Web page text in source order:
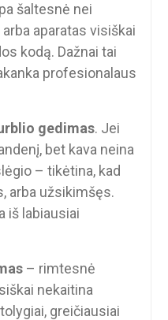
šaltesnė nei
aparatas visiškai
kodą. Dažnai tai
profesionalaus
gedimas. Jei
bet kava neina
– tikėtina, kad
arba užsikimšęs.
iš labiausiai
– rimtesnė
nekaitina
greičiausiai